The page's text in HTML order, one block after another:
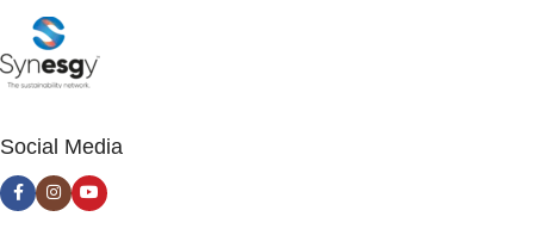
Social Media